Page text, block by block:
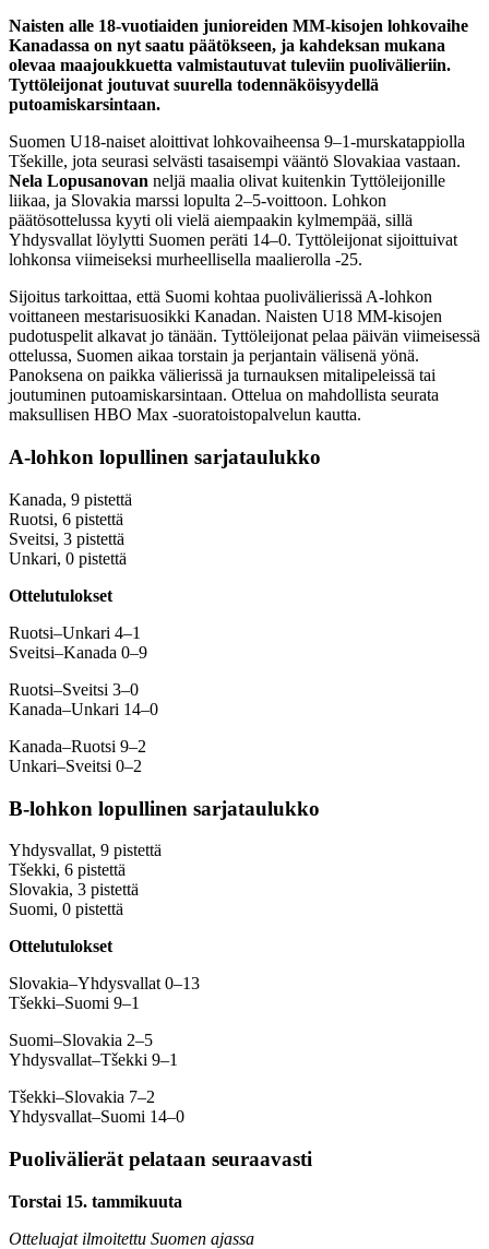
Naisten alle 18-vuotiaiden junioreiden MM-kisojen lohkovaihe
Kanadassa on nyt saatu päätökseen, ja kahdeksan mukana
olevaa maajoukkuetta valmistautuvat tuleviin puolivälieriin.
Tyttöleijonat joutuvat suurella todennäköisyydellä
putoamiskarsintaan.
Suomen U18-naiset aloittivat lohkovaiheensa 9–1-murskatappiolla
Tšekille, jota seurasi selvästi tasaisempi vääntö Slovakiaa vastaan.
Nela Lopusanovan neljä maalia olivat kuitenkin Tyttöleijonille
liikaa, ja Slovakia marssi lopulta 2–5-voittoon. Lohkon
päätösottelussa kyyti oli vielä aiempaakin kylmempää, sillä
Yhdysvallat löylytti Suomen peräti 14–0. Tyttöleijonat sijoittuivat
lohkonsa viimeiseksi murheellisella maalierolla -25.
Sijoitus tarkoittaa, että Suomi kohtaa puolivälierissä A-lohkon
voittaneen mestarisuosikki Kanadan. Naisten U18 MM-kisojen
pudotuspelit alkavat jo tänään. Tyttöleijonat pelaa päivän viimeisessä
ottelussa, Suomen aikaa torstain ja perjantain välisenä yönä.
Panoksena on paikka välierissä ja turnauksen mitalipeleissä tai
joutuminen putoamiskarsintaan. Ottelua on mahdollista seurata
maksullisen HBO Max -suoratoistopalvelun kautta.
A-lohkon lopullinen sarjataulukko
Kanada, 9 pistettä
Ruotsi, 6 pistettä
Sveitsi, 3 pistettä
Unkari, 0 pistettä
Ottelutulokset
Ruotsi–Unkari 4–1
Sveitsi–Kanada 0–9
Ruotsi–Sveitsi 3–0
Kanada–Unkari 14–0
Kanada–Ruotsi 9–2
Unkari–Sveitsi 0–2
B-lohkon lopullinen sarjataulukko
Yhdysvallat, 9 pistettä
Tšekki, 6 pistettä
Slovakia, 3 pistettä
Suomi, 0 pistettä
Ottelutulokset
Slovakia–Yhdysvallat 0–13
Tšekki–Suomi 9–1
Suomi–Slovakia 2–5
Yhdysvallat–Tšekki 9–1
Tšekki–Slovakia 7–2
Yhdysvallat–Suomi 14–0
Puolivälierät pelataan seuraavasti
Torstai 15. tammikuuta
Otteluajat ilmoitettu Suomen ajassa